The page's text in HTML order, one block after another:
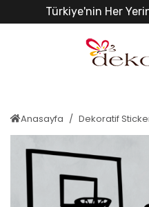
Türkiye'nin Her
Anasayfa Dekoratif